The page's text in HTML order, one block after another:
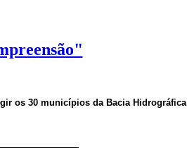
os 30 municípios da Bacia Hidrográfica